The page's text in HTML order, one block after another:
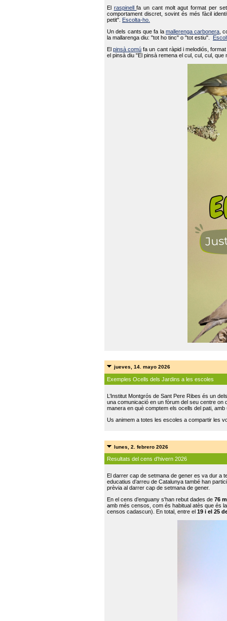
El raspinellfa un cant molt agut format per
comportament discret, sovint és més fàcil
petit".
Escolta-ho.
Un dels cants que fa la mallerenga carbonera ,
la mallarenga diu: "tot ho tinc" o "tot estiu".
Elpinsà comú fa un cant ràpid i melodiós,
el pinsà diu "El pinsà remena el cul, cul, cul,
jueves, 14. mayo 2026
Exemples Ocells dels Jardins a les escoles
L’Institut Montgrós de Sant Pere Ribes és un
una comunicació en un fòrum del seu centre on
manera en què comptem els ocells del pati,
Us animem a totes les escoles a compartir les
lunes, 2. febrero 2026
Resultats del cens d'hivern 2026
El darrer cap de setmana de gener es va dur a
educatius d’arreu de Catalunya també han
prèvia al darrer cap de setmana de gener.
En el cens d’enguany s'han rebut dades de 76
amb més censos, com és habitual atès que és
censos cadascun). En total, entre el 19 i el 25